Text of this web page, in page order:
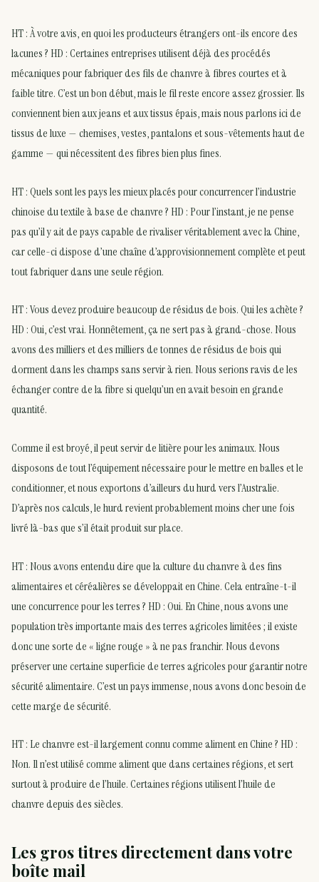
HT : À votre avis, en quoi les producteurs étrangers ont-ils encore des
lacunes ? HD : Certaines entreprises utilisent déjà des procédés
mécaniques pour fabriquer des fils de chanvre à fibres courtes et à
faible titre. C’est un bon début, mais le fil reste encore assez grossier. Ils
conviennent bien aux jeans et aux tissus épais, mais nous parlons ici de
tissus de luxe — chemises, vestes, pantalons et sous-vêtements haut de
gamme — qui nécessitent des fibres bien plus fines.
HT : Quels sont les pays les mieux placés pour concurrencer l’industrie
chinoise du textile à base de chanvre ? HD : Pour l’instant, je ne pense
pas qu’il y ait de pays capable de rivaliser véritablement avec la Chine,
car celle-ci dispose d’une chaîne d’approvisionnement complète et peut
tout fabriquer dans une seule région.
HT : Vous devez produire beaucoup de résidus de bois. Qui les achète ?
HD : Oui, c’est vrai. Honnêtement, ça ne sert pas à grand-chose. Nous
avons des milliers et des milliers de tonnes de résidus de bois qui
dorment dans les champs sans servir à rien. Nous serions ravis de les
échanger contre de la fibre si quelqu’un en avait besoin en grande
quantité.
Comme il est broyé, il peut servir de litière pour les animaux. Nous
disposons de tout l’équipement nécessaire pour le mettre en balles et le
conditionner, et nous exportons d’ailleurs du hurd vers l’Australie.
D’après nos calculs, le hurd revient probablement moins cher une fois
livré là-bas que s’il était produit sur place.
HT : Nous avons entendu dire que la culture du chanvre à des fins
alimentaires et céréalières se développait en Chine. Cela entraîne-t-il
une concurrence pour les terres ? HD : Oui. En Chine, nous avons une
population très importante mais des terres agricoles limitées ; il existe
donc une sorte de « ligne rouge » à ne pas franchir. Nous devons
préserver une certaine superficie de terres agricoles pour garantir notre
sécurité alimentaire. C’est un pays immense, nous avons donc besoin de
cette marge de sécurité.
HT : Le chanvre est-il largement connu comme aliment en Chine ? HD :
Non. Il n’est utilisé comme aliment que dans certaines régions, et sert
surtout à produire de l’huile. Certaines régions utilisent l’huile de
chanvre depuis des siècles.
Les gros titres directement dans votre
boîte mail